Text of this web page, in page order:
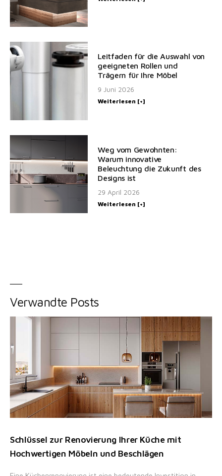
Leitfaden für die Auswahl von
geeigneten Rollen und
Trägern für Ihre Möbel
9 Juni 2026
Weiterlesen [+]
Weg vom Gewohnten:
Warum innovative
Beleuchtung die Zukunft des
Designs ist
29 April 2026
Weiterlesen [+]
Verwandte Posts
Schlüssel zur Renovierung Ihrer Küche mit
Hochwertigen Möbeln und Beschlägen